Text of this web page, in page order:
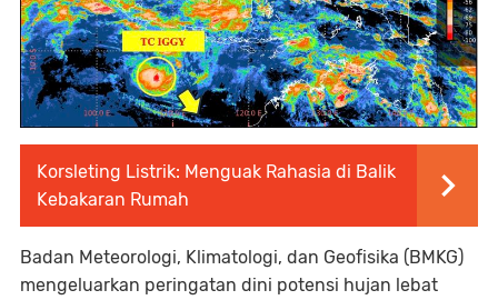
Korsleting Listrik: Menguak Rahasia di Balik
Kebakaran Rumah
Badan Meteorologi, Klimatologi, dan Geofisika (BMKG)
mengeluarkan peringatan dini potensi hujan lebat